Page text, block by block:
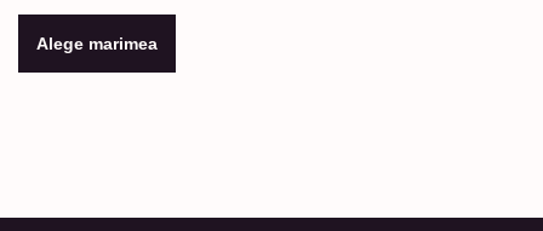
Alege marimea